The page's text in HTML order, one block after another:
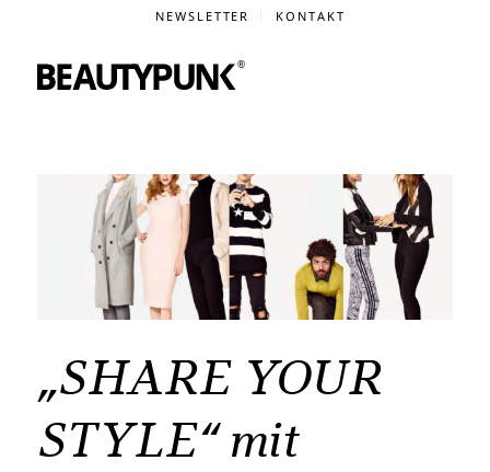
NEWSLETTER KONTAKT
„SHARE YOUR
STYLE“ mit